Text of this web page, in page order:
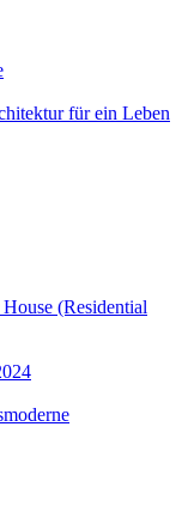
für ein Leben
(Residential